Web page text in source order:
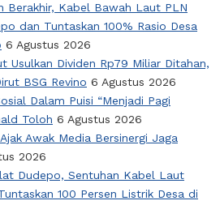
Berakhir, Kabel Bawah Laut PLN
dan Tuntaskan 100% Rasio Desa
6 Agustus 2026
Usulkan Dividen Rp79 Miliar Ditahan,
BSG Revino 6 Agustus 2026
Dalam Puisi “Menjadi Pagi
Toloh 6 Agustus 2026
Awak Media Bersinergi Jaga
2026
Dudepo, Sentuhan Kabel Laut
100 Persen Listrik Desa di